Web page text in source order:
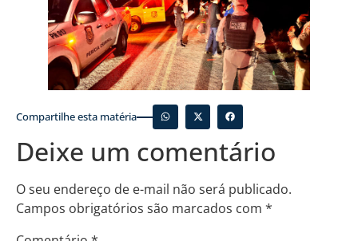
Compartilhe esta matéria
Deixe um comentário
O seu endereço de e-mail não será publicado.
Campos obrigatórios são marcados com *